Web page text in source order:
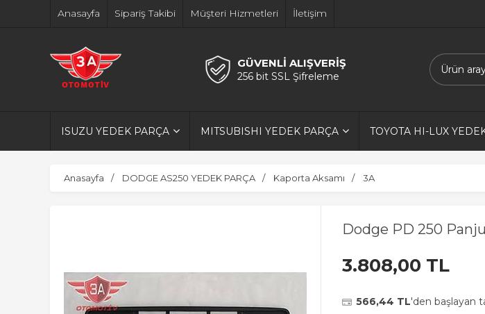
Anasayfa Sipariş Takibi Müşteri Hizmetleri İletişim
GÜVENLİ ALIŞVERİŞ
256 bit SSL Şifreleme
ISUZU YEDEK PARÇA MITSUBISHI YEDEK PARÇA TOYOTA HI-LUX
Anasayfa DODGE AS250 YEDEK PARÇA Kaporta Aksamı 3A
Dodge PD 250
3.808,00 TL
566,44 TL'den başlayan